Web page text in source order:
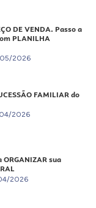
DE VENDA. Passo a
PLANILHA
2026
FAMILIAR do
2026
ORGANIZAR sua
2026